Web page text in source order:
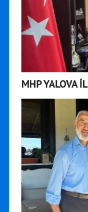
MHP YALOVA